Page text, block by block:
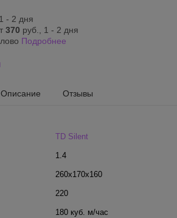
- 2 дня
370 руб., 1 - 2 дня
Подробнее
Описание Отзывы
TD Silent
1.4
260x170x160
220
180 куб. м/час